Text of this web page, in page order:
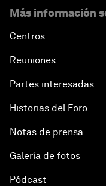
Más información
Centros
Reuniones
Partes interesadas
Historias del Foro
Notas de prensa
Galería de fotos
Pódcast